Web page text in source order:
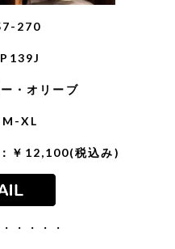
270
・オリーブ
M-XL
税込み)
・・・・